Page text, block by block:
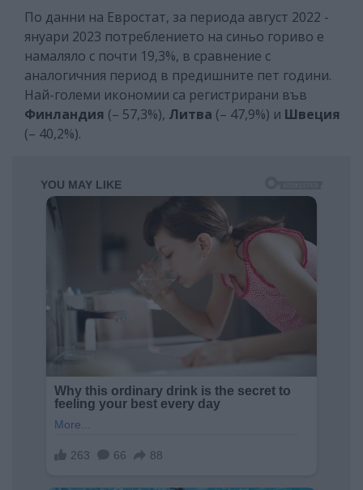
По данни на Евростат, за периода август 2022 -
януари 2023 потреблението на синьо гориво е
намаляло с почти 19,3%, в сравнение с
аналогичния период в предишните пет години.
Най-големи икономии са регистрирани във
Финландия (– 57,3%), Литва (– 47,9%) и Швеция
(– 40,2%).